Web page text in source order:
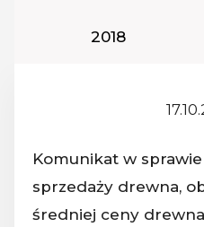
Rok
2018
Komunikat w
sprzedaży drewna,
średniej ceny